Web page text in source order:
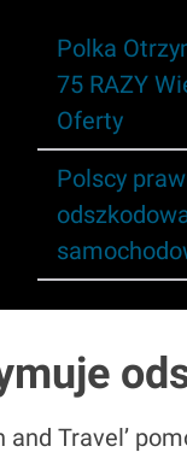
Polka
75 RAZY
Oferty
Polscy
Travel’